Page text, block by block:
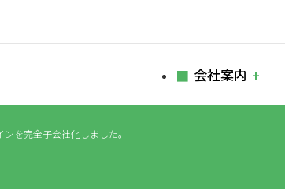
会社案内
を完全子会社化しました。